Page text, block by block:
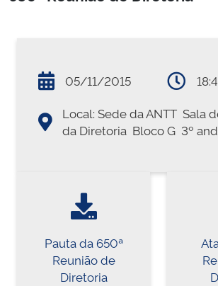
05/11/2015
Local: Sede da ANTT  Sala
da Diretoria  Bloco G  3º
Pauta da 650ª
Reunião de
Diretoria